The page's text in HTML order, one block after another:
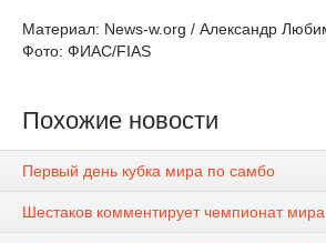
Материал: News-w.org / Александр
Фото: ФИАС/FIAS
Похожие новости
Первый день кубка мира по самбо
Шестаков комментирует чемпионат